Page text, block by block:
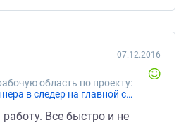
область по проекту:
«Нужно создать 3 баннера в следер на главной страницы»
07.12.2016
Все быстро и не